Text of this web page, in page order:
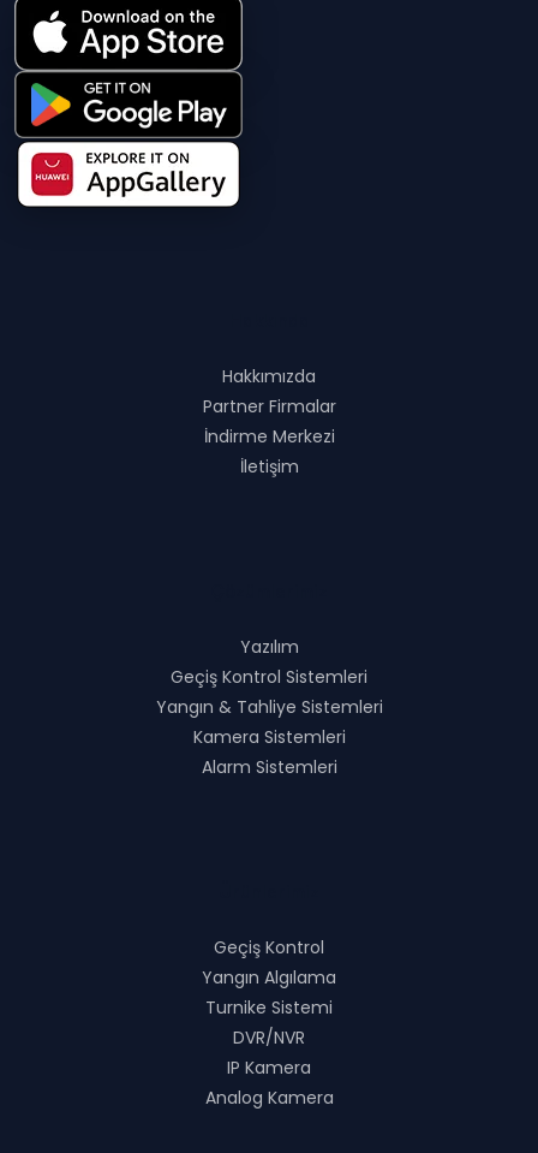
Hakkımızda
Partner Firmalar
İndirme Merkezi
İletişim
Yazılım
Geçiş Kontrol Sistemleri
Yangın & Tahliye Sistemleri
Kamera Sistemleri
Alarm Sistemleri
Geçiş Kontrol
Yangın Algılama
Turnike Sistemi
DVR/NVR
IP Kamera
Analog Kamera